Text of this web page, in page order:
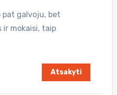
pat galvoju, bet
ir mokaisi, taip
Atsakyti